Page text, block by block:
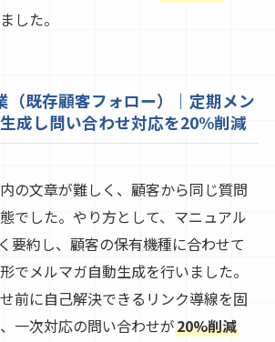
した。
（既存顧客フォロー）｜定期メン
成し問い合わせ対応を20%削減
の文章が難しく、顧客から同じ質問
でした。やり方として、マニュアル
要約し、顧客の保有機種に合わせて
でメルマガ自動生成を行いました。
前に自己解決できるリンク導線を固
一次対応の問い合わせが20%削減